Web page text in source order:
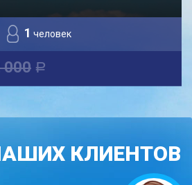
1 человек
000 a
КЛИЕНТОВ